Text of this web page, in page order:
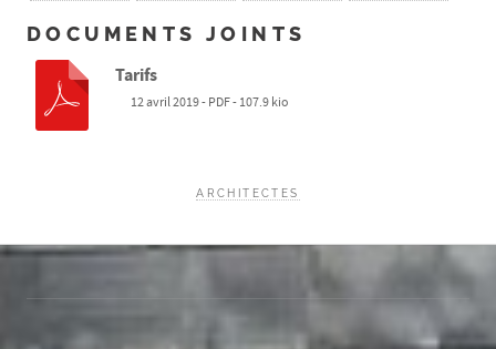
DOCUMENTS JOINTS
Tarifs
12 avril 2019-PDF-107.9 kio
ARCHITECTES